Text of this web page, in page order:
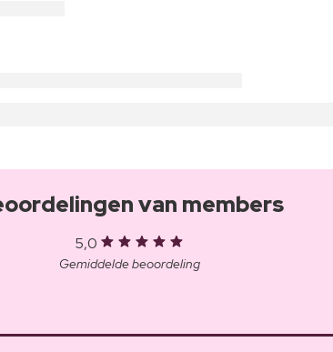
van members
5,0
Gemiddelde beoordeling